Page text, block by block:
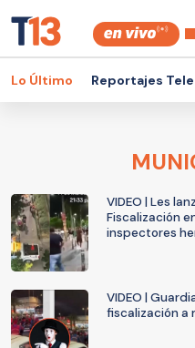
Lo Último Reportajes
VIDEO | Les
Fiscalización
inspectores
VIDEO |
fiscalización a